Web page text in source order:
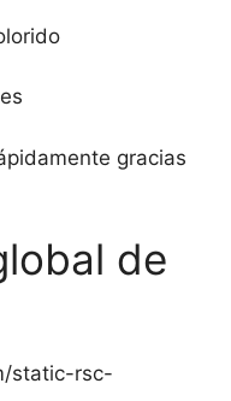
gracias
de